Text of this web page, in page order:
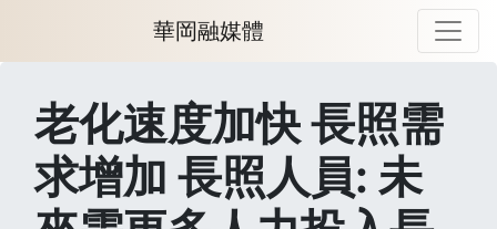
華岡融媒體
老化速度加快 長照需
求增加 長照人員: 未